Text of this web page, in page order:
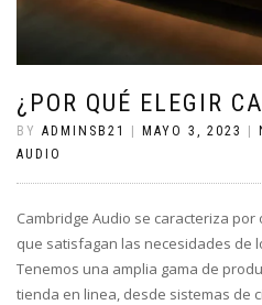
¿POR QUÉ ELEGIR
BY ADMINSB21 | MAYO 3, 2023 |
AUDIO
Cambridge Audio se caracteriza
que satisfagan las necesidades de
Tenemos una amplia gama de
tienda en linea, desde sistemas de